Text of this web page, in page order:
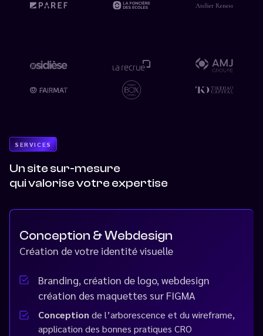
SERVICES
Un site sur-mesure
qui valorise votre expertise
Conception & Webdesign
Création de votre identité visuelle
Branding, création de logo, webdesign
création des maquettes sur FIGMA
Conception de l’arborescence et du wireframe,
application des bonnes pratiques CRO